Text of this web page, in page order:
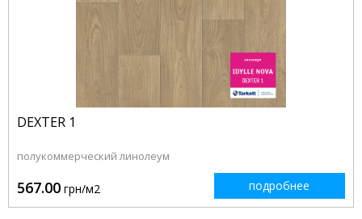
DEXTER 1
полукоммерческий линолеум
567.00 грн/м2 подробнее